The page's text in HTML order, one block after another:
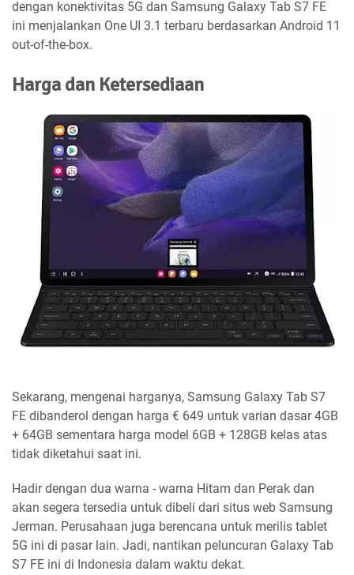
dengan konektivitas 5G dan Samsung Galaxy Tab S7 FE
ini menjalankan One UI 3.1 terbaru berdasarkan Android 11
out-of-the-box.
Harga dan Ketersediaan
Sekarang, mengenai harganya, Samsung Galaxy Tab S7
FE dibanderol dengan harga € 649 untuk varian dasar 4GB
+ 64GB sementara harga model 6GB + 128GB kelas atas
tidak diketahui saat ini.
Hadir dengan dua warna - warna Hitam dan Perak dan
akan segera tersedia untuk dibeli dari situs web Samsung
Jerman. Perusahaan juga berencana untuk merilis tablet
5G ini di pasar lain. Jadi, nantikan peluncuran Galaxy Tab
S7 FE ini di Indonesia dalam waktu dekat.